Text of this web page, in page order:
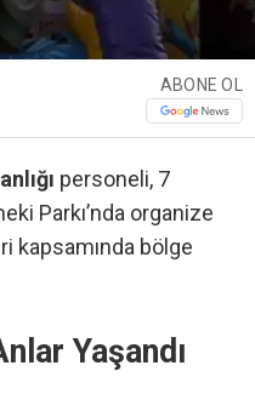
ABONE OL
personeli, 7
Parkı’nda organize
kapsamında bölge
Yaşandı